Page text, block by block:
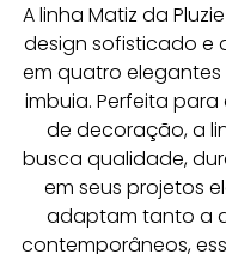
A linha Matiz da
design sofisticado e
em quatro elegantes
imbuia. Perfeita
de decoração, a
busca qualidade,
em seus projetos
adaptam tanto a
contemporâneos,